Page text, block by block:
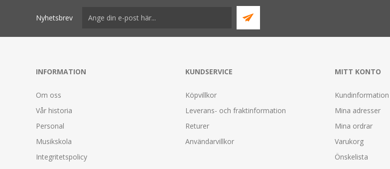
Nyhetsbrev
INFORMATION
Om oss
Vår historia
Personal
Musikskola
Integritetspolicy
KUNDSERVICE
Köpvillkor
Leverans- och fraktinformation
Returer
Användarvillkor
MITT KONTO
Kundinformation
Mina adresser
Mina ordrar
Varukorg
Önskelista